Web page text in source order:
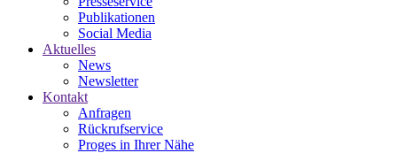
Publikationen
Social Media
Aktuelles
News
Newsletter
Kontakt
Anfragen
Rückrufservice
Proges in Ihrer Nähe